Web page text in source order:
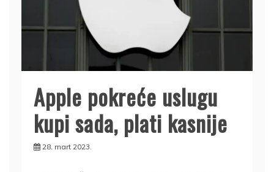
Apple pokreće uslugu
kupi sada, plati kasnije
28. mart 2023.